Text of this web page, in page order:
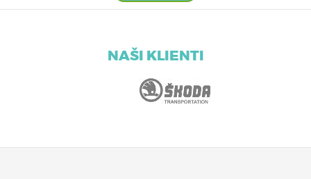
NAŠI KLIENTI